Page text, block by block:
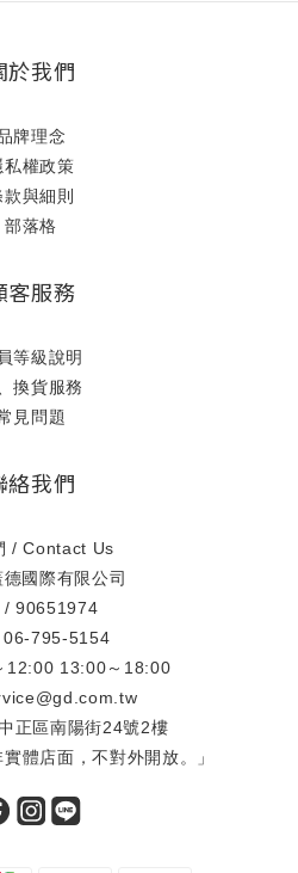
於我們
牌理念
私權政策
款與細則
部落格
客服務
等級說明
換貨服務
見問題
絡我們
/ Contact Us
國際有限公司
/ 90651974
06-795-5154
12:00 13:00～18:00
正區南陽街24號2樓
體店面，不對外開放。」